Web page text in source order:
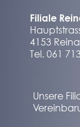
Filiale
4153
Tel. 061
Unsere